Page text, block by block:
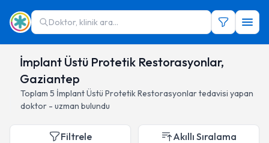
Doktor, klinik ara...
İmplant Üstü Protetik Restorasyonlar,
Gaziantep
Toplam 5 İmplant Üstü Protetik Restorasyonlartedavisi yapan
doktor - uzman bulundu
Filtrele Akıllı Sıralama